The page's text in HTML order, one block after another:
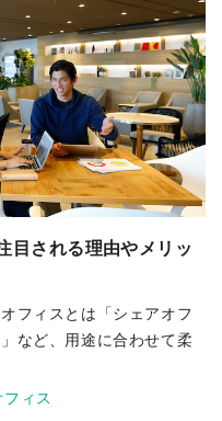
目される理由やメリッ
フィスとは「シェアオフ
など、用途に合わせて柔
ィス